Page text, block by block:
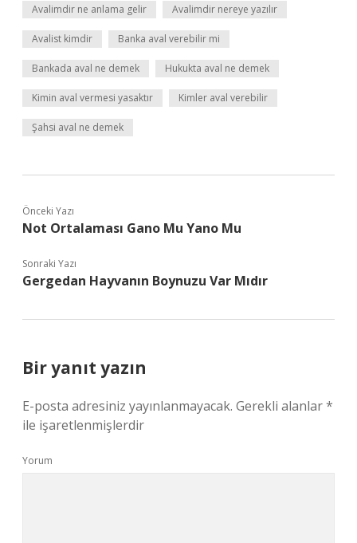
Avalimdir ne anlama gelir Avalimdir nereye yazılır
Avalist kimdir Banka aval verebilir mi
Bankada aval ne demek Hukukta aval ne demek
Kimin aval vermesi yasaktır Kimler aval verebilir
Şahsi aval ne demek
Önceki Yazı
Not Ortalaması Gano Mu Yano Mu
Sonraki Yazı
Gergedan Hayvanın Boynuzu Var Mıdır
Bir yanıt yazın
E-posta adresiniz yayınlanmayacak. Gerekli alanlar*
ile işaretlenmişlerdir
Yorum